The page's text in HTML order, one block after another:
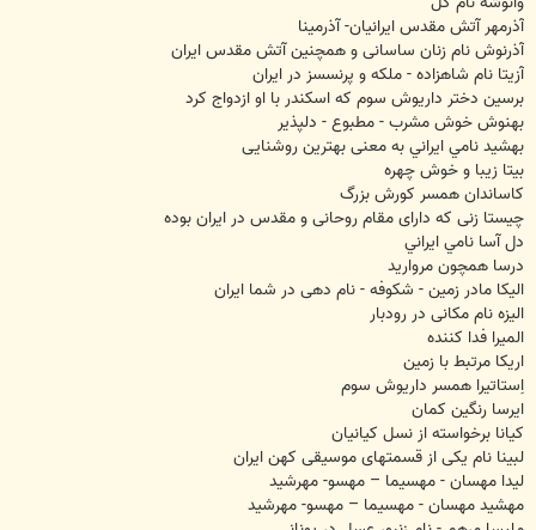
آذرمهر آتش مقدس ایرانیان- آذرمینا
آذرنوش نام زنان ساسانی و همچنین آتش مقدس ایران
آزیتا نام شاهزاده - ملکه و پرنسسز در ایران
برسین دختر داریوش سوم که اسکندر با او ازدواج کرد
بهنوش خوش مشرب - مطبوع - دلپذیر
بهشید نامي ايراني به معنی بهترین روشنایی
بیتا زیبا و خوش چهره
کاساندان همسر کورش بزرگ
چیستا زنی که دارای مقام روحانی و مقدس در ایران بوده
دل آسا نامي ايراني
درسا همچون مروارید
الیکا مادر زمین - شکوفه - نام دهی در شما ایران
الیزه نام مکانی در رودبار
المیرا فدا کننده
اریکا مرتبط با زمین
اِستاتیرا همسر داریوش سوم
ایرسا رنگین کمان
کیانا برخواسته از نسل کيانيان
لبینا نام یکی از قسمتهای موسیقی کهن ایران
لیدا مهسان - مهسیما – مهسو- مهرشید
مهشید مهسان - مهسیما – مهسو- مهرشید